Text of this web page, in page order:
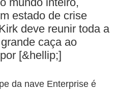
BUSCAR
estado de crise
deve reunir toda a
caça ao
[&hellip;]
da nave Enterprise é